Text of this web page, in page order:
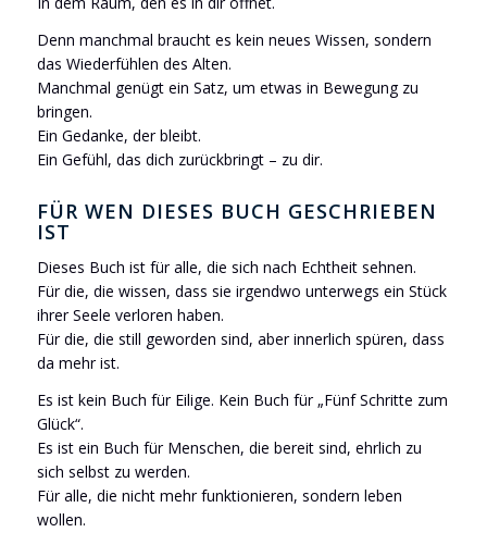
Denn manchmal braucht es kein neues Wissen, sondern
das Wiederfühlen des Alten.
Manchmal genügt ein Satz, um etwas in Bewegung zu
bringen.
Ein Gedanke, der bleibt.
Ein Gefühl, das dich zurückbringt – zu dir.
FÜR WEN DIESES BUCH GESCHRIEBEN
IST
Dieses Buch ist für alle, die sich nach Echtheit sehnen.
Für die, die wissen, dass sie irgendwo unterwegs ein Stück
ihrer Seele verloren haben.
Für die, die still geworden sind, aber innerlich spüren, dass
da mehr ist.
Es ist kein Buch für Eilige. Kein Buch für „Fünf Schritte zum
Glück“.
Es ist ein Buch für Menschen, die bereit sind, ehrlich zu
sich selbst zu werden.
Für alle, die nicht mehr funktionieren, sondern leben
wollen.